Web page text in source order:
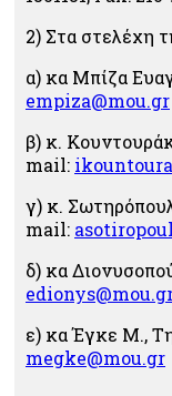
2) Στα στελέχη
α) κα Μπίζα
empiza@mou.gr
β) κ.
mail:
γ) κ.
mail:
δ) κα
ε) κα Έγκε Μ.,
megke@mou.gr